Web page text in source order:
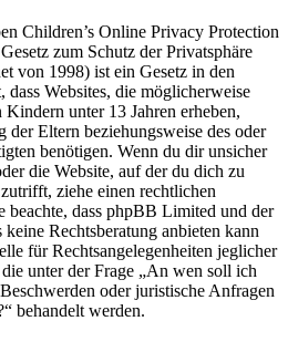
Children’s Online Privacy Protection
zum Schutz der Privatsphäre
von 1998) ist ein Gesetz in den
Websites, die möglicherweise
unter 13 Jahren erheben,
der Eltern beziehungsweise des oder
benötigen. Wenn du dir unsicher
die Website, auf der du dich zu
ziehe einen rechtlichen
beachte, dass phpBB Limited und der
keine Rechtsberatung anbieten kann
für Rechtsangelegenheiten jeglicher
unter der Frage „An wen soll ich
oder juristische Anfragen
behandelt werden.